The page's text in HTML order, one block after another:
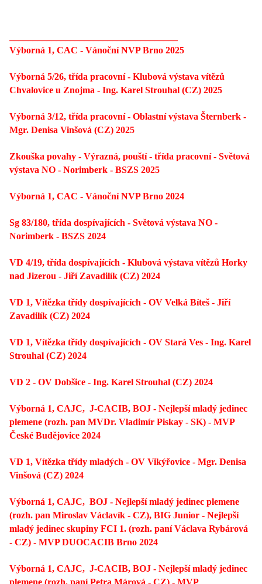
Výborná 1, CAC- Vánoční NVP Brno 2025
Výborná 5/26, třída pracovní - Klubová výstava vítězů
Chvalovice u Znojma - Ing. Karel Strouhal (CZ) 2025
Výborná 3/12, třída pracovní - Oblastní výstava Šternberk -
Mgr. Denisa Vinšová (CZ) 2025
Zkouška povahy - Výrazná, pouští - třída pracovní - Světová
výstava NO - Norimberk - BSZS 2025
Výborná 1, CAC- Vánoční NVP Brno 2024
Sg 83/180, třída dospívajících - Světová výstava NO -
Norimberk - BSZS 2024
VD 4/19, třída dospívajících - Klubová výstava vítězů Horky
nad Jizerou - Jiří Zavadilík (CZ) 2024
VD 1, Vítězka třídy dospívajících - OV Velká Bíteš - Jiří
Zavadilík (CZ) 2024
VD 1, Vítězka třídy dospívajících - OV Stará Ves - Ing. Karel
Strouhal (CZ) 2024
VD 2 - OV Dobšice - Ing. Karel Strouhal (CZ) 2024
Výborná 1, CAJC, J-CACIB,BOJ - Nejlepší mladý jedinec
plemene (rozh. pan MVDr. Vladimír Piskay - SK) - MVP
České Budějovice 2024
VD 1, Vítězka třídy mladých - OV Vikýřovice - Mgr. Denisa
Vinšová (CZ) 2024
Výborná 1, CAJC,BOJ - Nejlepší mladý jedinec plemene
(rozh. pan Miroslav Václavík - CZ),BIG Junior - Nejlepší
mladý jedinec skupiny FCI 1. (rozh. paní Václava Rybárová
- CZ) - MVP DUOCACIB Brno 2024
Výborná 1, CAJC, J-CACIB,BOJ - Nejlepší mladý jedinec
plemene (rozh. paní Petra Márová - CZ) - MVP